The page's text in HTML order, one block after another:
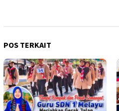
POS TERKAIT